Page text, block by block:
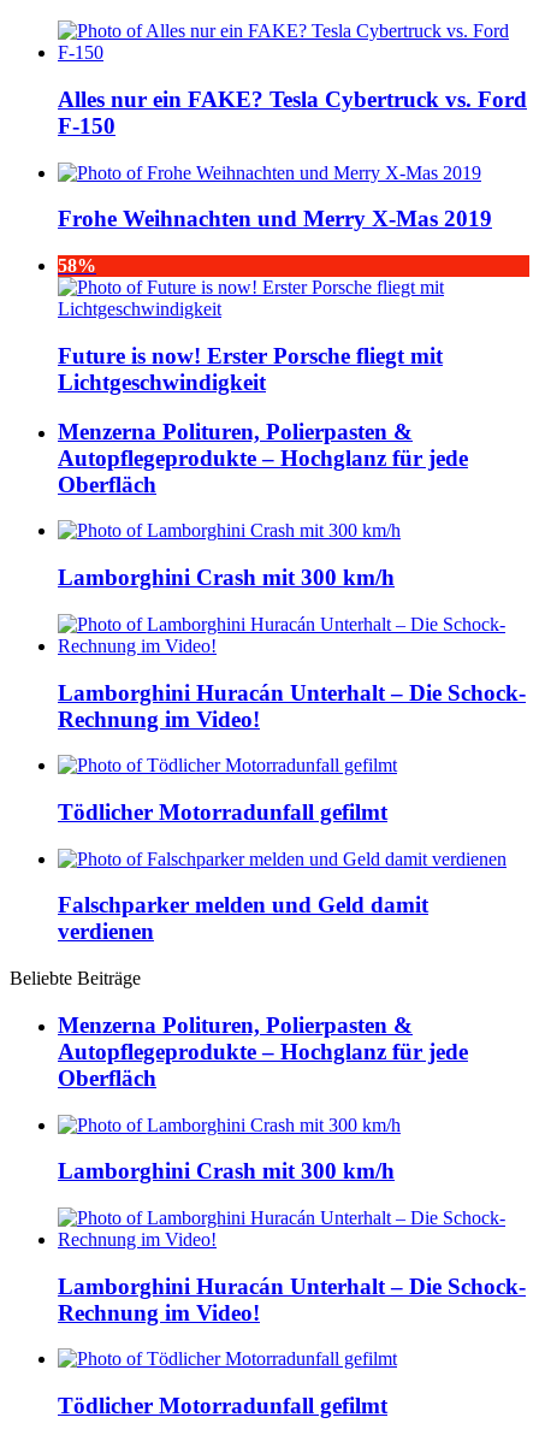
Alles nur ein FAKE? Tesla Cybertruck vs. Ford
F-150
Frohe Weihnachten und Merry X-Mas 2019
58%
Future is now! Erster Porsche fliegt mit
Lichtgeschwindigkeit
Menzerna Polituren, Polierpasten &
Autopflegeprodukte – Hochglanz für jede
Oberfläch
Lamborghini Crash mit 300 km/h
Lamborghini Huracán Unterhalt – Die Schock-
Rechnung im Video!
Tödlicher Motorradunfall gefilmt
Falschparker melden und Geld damit
verdienen
Beliebte Beiträge
Menzerna Polituren, Polierpasten &
Autopflegeprodukte – Hochglanz für jede
Oberfläch
Lamborghini Crash mit 300 km/h
Lamborghini Huracán Unterhalt – Die Schock-
Rechnung im Video!
Tödlicher Motorradunfall gefilmt